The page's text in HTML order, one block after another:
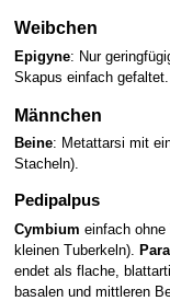
Weibchen
Epigyne: Nur
Skapus einfach gefaltet.
Männchen
Beine: Metattarsi mit
Stacheln).
Pedipalpus
Cymbium einfach ohne
kleinen Tuberkeln).
endet als flache,
basalen und mittleren